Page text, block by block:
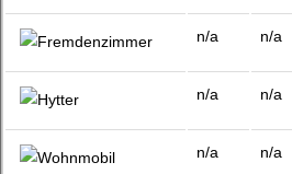
n/a n/a
n/a n/a
n/a n/a